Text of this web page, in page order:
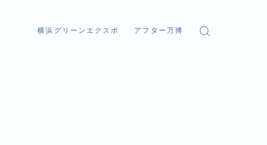
横浜グリーンエクスポ アフター万博